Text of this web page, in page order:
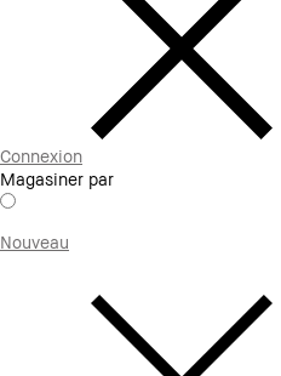
Connexion
Magasiner par
Nouveau